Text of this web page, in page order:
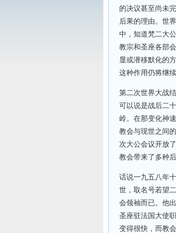
的决议甚至尚未
后果的理由。世
中，知道梵二大
教宗和圣座各部
显或潜移默化的
这种作用仍将继
第二次世界大战
可以说是战后二
岭。在那变化神
教会与现世之间
次大公会议开放
教会带来了多种后
话说一九五八年
世，取名号若望
会领袖而已。他
圣座驻法国大使
变得很快，而教